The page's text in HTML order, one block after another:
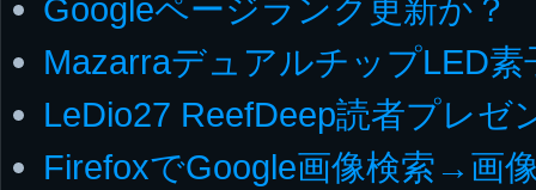
Googleページランク更新か？
MazarraデュアルチップLED
LeDio27 ReefDeep読者プレゼ
FirefoxでGoogle画像検索→画